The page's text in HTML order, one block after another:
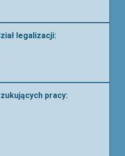
legalizacji:
pracy: